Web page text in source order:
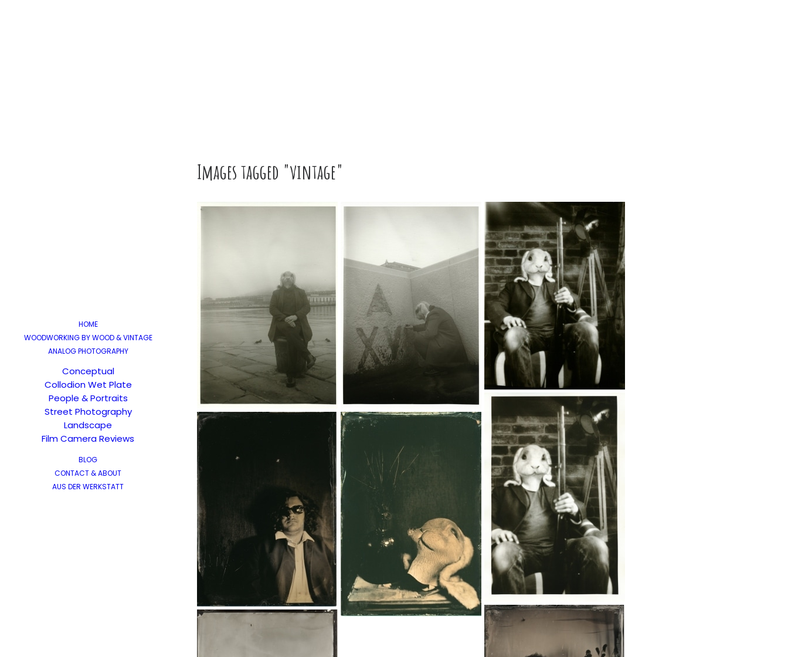
HOME
WOODWORKING BY WOOD & VINTAGE
ANALOG PHOTOGRAPHY
Conceptual
Collodion Wet Plate
People & Portraits
Street Photography
Landscape
Film Camera Reviews
BLOG
CONTACT & ABOUT
AUS DER WERKSTATT
Images tagged "vintage"